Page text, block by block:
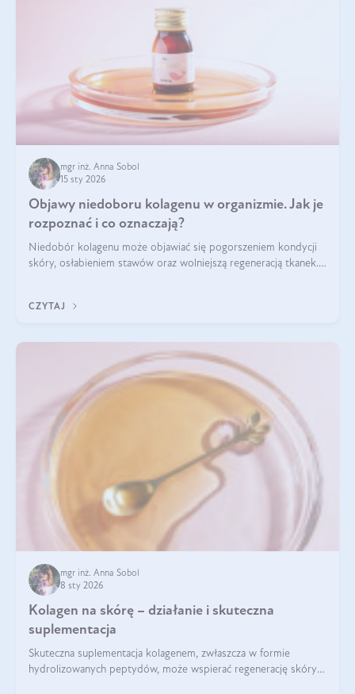
mgr inż. Anna Sobol
15 sty 2026
Objawy niedoboru kolagenu w organizmie. Jak je
rozpoznać i co oznaczają?
Niedobór kolagenu może objawiać się pogorszeniem kondycji
skóry, osłabieniem stawów oraz wolniejszą regeneracją tkanek.
osłabienie włosów.
CZYTAJ
mgr inż. Anna Sobol
8 sty 2026
Kolagen na skórę – działanie i skuteczna
suplementacja
Skuteczna suplementacja kolagenem, zwłaszcza w formie
hydrolizowanych peptydów, może wspierać regenerację skóry i